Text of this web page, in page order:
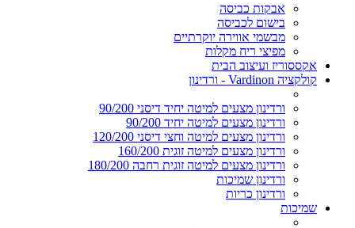
אבקות כביסה
בישום לכביסה
מבשמי אווירה יוקרתיים
מפיצי ריח מקלות
אקססוריז ועיצוב הבית
קולקציה Vardinon - ורדינון
ורדינון מצעים למיטה יחיד דיסני 90/200
ורדינון מצעים למיטה יחיד 90/200
ורדינון מצעים למיטה וחצי דיסני 120/200
ורדינון מצעים למיטה זוגית 160/200
ורדינון מצעים למיטה זוגית רחבה 180/200
ורדינון שמיכות
ורדינון כריות
שמיכות